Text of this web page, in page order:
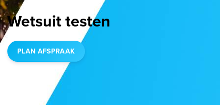
Wetsuit testen
PLAN AFSPRAAK